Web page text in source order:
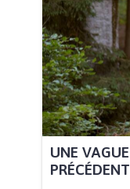
UNE